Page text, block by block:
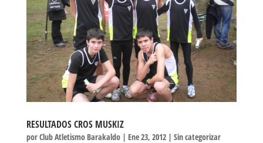
RESULTADOS CROS MUSKIZ
porClub Atletismo Barakaldo| Ene 23, 2012| Sin categorizar